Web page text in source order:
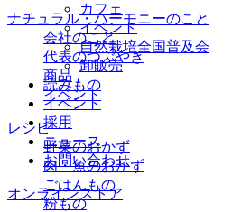
カフェ
イベント
自然栽培全国普及会
卸販売
読みもの
イベント
採用
ニュース
お問い合わせ
オンラインストア
ナチュラル・ハーモニーのこと
会社のこと
代表のつぶやき
商品
イベント
レシピ
野菜のおかず
肉・魚のおかず
ごはんもの
粉もの